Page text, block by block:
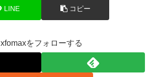
LINE コピー
xfomaxをフォローする